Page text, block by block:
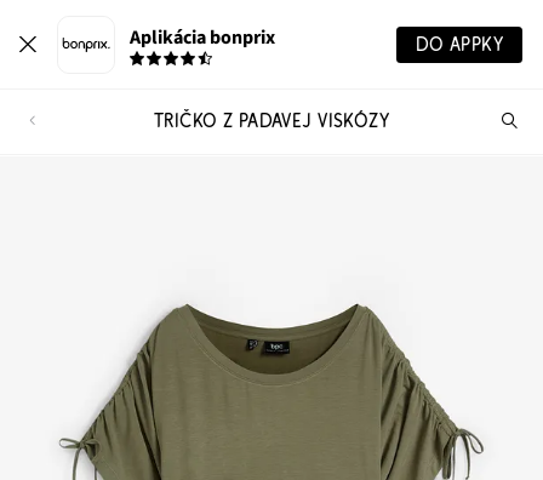
Aplikácia bonprix DO APPKY
TRIČKO Z PADAVEJ VISKÓZY